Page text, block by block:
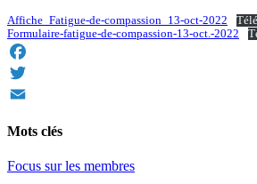
Affiche_Fatigue-de-compassion_13-oct-2022
Formulaire-fatigue-de-compassion-13-oct.-2022
Facebook
Twitter
Mots clés
Focus sur les membres